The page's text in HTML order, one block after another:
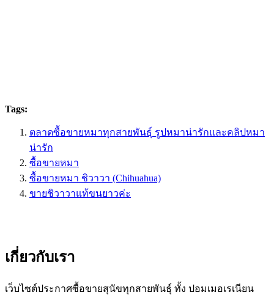
Tags:
ตลาดซื้อขายหมาทุกสายพันธุ์ รูปหมาน่ารักและคลิปหมา
น่ารัก
ซื้อขายหมา
ซื้อขายหมา ชิวาวา (Chihuahua)
ขายชิวาวาแท้ขนยาวค่ะ
เกี่ยวกับเรา
เว็บไซต์ประกาศซื้อขายสุนัขทุกสายพันธุ์ ทั้ง ปอมเมอเรเนียน